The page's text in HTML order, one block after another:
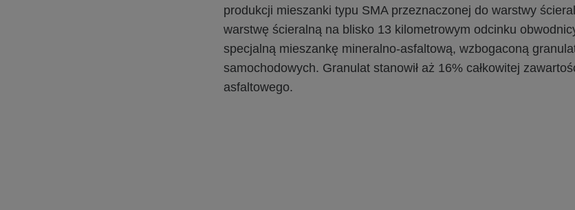
produkcji mieszanki typu SMA przeznaczonej do warstwy
warstwę ścieralną na blisko 13 kilometrowym odcinku
specjalną mieszankę mineralno-asfaltową, wzbogaconą
samochodowych. Granulat stanowił aż 16% całkowitej
asfaltowego.